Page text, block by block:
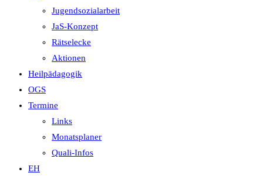
Jugendsozialarbeit
JaS-Konzept
Rätselecke
Aktionen
Heilpädagogik
OGS
Termine
Links
Monatsplaner
Quali-Infos
EH